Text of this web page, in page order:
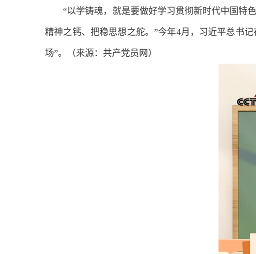
“以学铸魂，就是要做好学习贯彻新时代中国特色
精神之钙、把稳思想之舵。”今年4月，习近平总书
场”。（来源：共产党员网）